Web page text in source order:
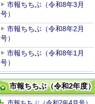
市報ちちぶ（令和8年3月
号）
市報ちちぶ（令和8年2月
号）
市報ちちぶ（令和8年1月
号）
市報ちちぶ（令和2年度）